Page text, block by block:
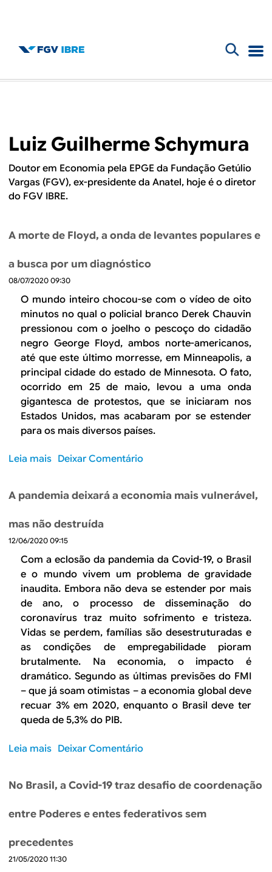
B
o
g
d
I
B
R
o
u
l
á
i
e
b
u
s
c
a
Luiz Guilherme Schymura
Doutor em Economia pela EPGE da Fundação Getúlio
Vargas (FGV), ex-presidente da Anatel, hoje é o diretor
do FGV IBRE.
A morte de Floyd, a onda de levantes populares e
a busca por um diagnóstico
08/07/2020 09:30
O mundo inteiro chocou-se com o vídeo de oito
minutos no qual o policial branco Derek Chauvin
pressionou com o joelho o pescoço do cidadão
negro George Floyd, ambos norte-americanos,
até que este último morresse, em Minneapolis, a
principal cidade do estado de Minnesota. O fato,
ocorrido em 25 de maio, levou a uma onda
gigantesca de protestos, que se iniciaram nos
Estados Unidos, mas acabaram por se estender
para os mais diversos países.
Leia mais
r
A
m
o
r
t
e
d
l
o
y
d
a
a
d
e
a
Deixar Comentário
A pandemia deixará a economia mais vulnerável,
mas não destruída
12/06/2020 09:15
Com a eclosão da pandemia da Covid-19, o Brasil
e o mundo vivem um problema de gravidade
inaudita. Embora não deva se estender por mais
de ano, o processo de disseminação do
coronavírus traz muito sofrimento e tristeza.
Vidas se perdem, famílias são desestruturadas e
as condições de empregabilidade pioram
brutalmente. Na economia, o impacto é
dramático. Segundo as últimas previsões do FMI
– que já soam otimistas – a economia global deve
recuar 3% em 2020, enquanto o Brasil deve ter
queda de 5,3% do PIB.
Leia mais
r
A
a
n
Deixar Comentário
No Brasil, a Covid-19 traz desafio de coordenação
entre Poderes e entes federativos sem
precedentes
21/05/2020 11:30